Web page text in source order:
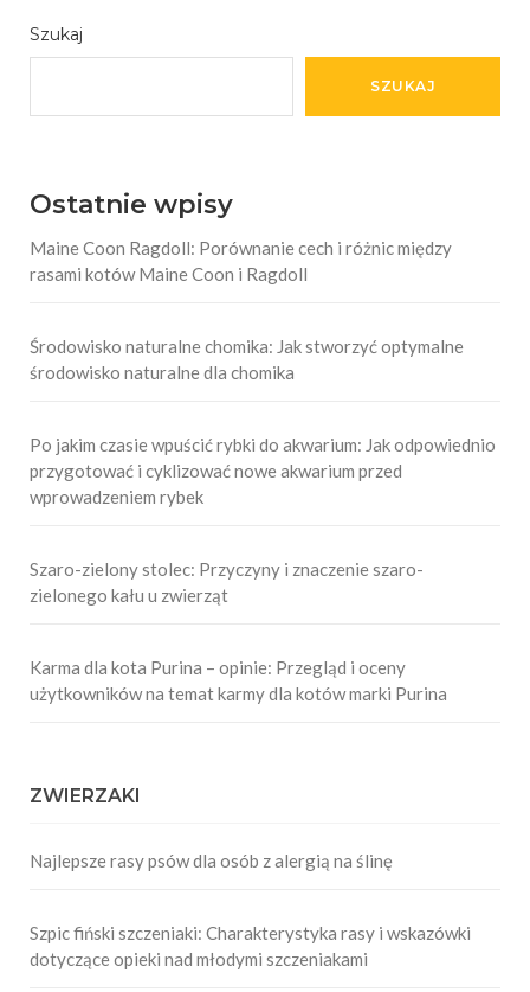
Szukaj
SZUKAJ
Ostatnie wpisy
Maine Coon Ragdoll: Porównanie cech i różnic między
rasami kotów Maine Coon i Ragdoll
Środowisko naturalne chomika: Jak stworzyć optymalne
środowisko naturalne dla chomika
Po jakim czasie wpuścić rybki do akwarium: Jak odpowiednio
przygotować i cyklizować nowe akwarium przed
wprowadzeniem rybek
Szaro-zielony stolec: Przyczyny i znaczenie szaro-
zielonego kału u zwierząt
Karma dla kota Purina – opinie: Przegląd i oceny
użytkowników na temat karmy dla kotów marki Purina
ZWIERZAKI
Najlepsze rasy psów dla osób z alergią na ślinę
Szpic fiński szczeniaki: Charakterystyka rasy i wskazówki
dotyczące opieki nad młodymi szczeniakami